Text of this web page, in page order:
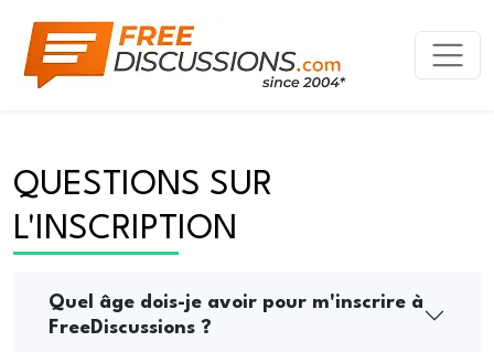
QUESTIONS SUR
L'INSCRIPTION
Quel âge dois-je avoir pour m'inscrire à
FreeDiscussions ?